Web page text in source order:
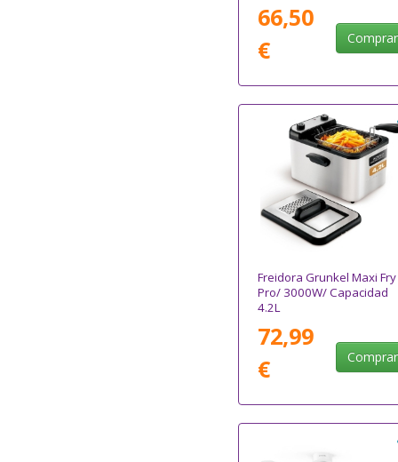
66,50
€
Comprar
Freidora Grunkel Maxi Fry
Pro/ 3000W/ Capacidad
4.2L
72,99
€
Comprar